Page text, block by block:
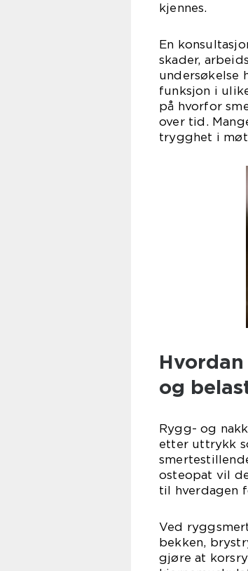
kjennes.
En
skader,
undersøkelse
funksjon i
på hvorfor
over tid.
trygghet i
og
Rygg- og
etter uttrykk
osteopat vil
til hverdagen
Ved
bekken,
gjøre at